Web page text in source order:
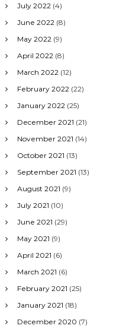
July 2022 (4)
June 2022 (8)
May 2022 (9)
April 2022 (8)
March 2022 (12)
February 2022 (22)
January 2022 (25)
December 2021 (21)
November 2021 (14)
October 2021 (13)
September 2021 (13)
August 2021 (9)
July 2021 (10)
June 2021 (29)
May 2021 (9)
April 2021 (6)
March 2021 (6)
February 2021 (25)
January 2021 (18)
December 2020 (7)